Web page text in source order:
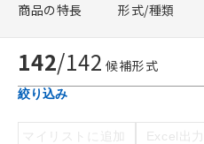
商品の特長 形式/種類
142/142 候補形式
絞り込み
マイリストに追加 Excel出力